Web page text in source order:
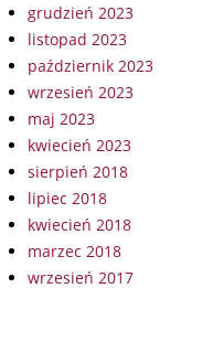
grudzień 2023
listopad 2023
październik 2023
wrzesień 2023
maj 2023
kwiecień 2023
sierpień 2018
lipiec 2018
kwiecień 2018
marzec 2018
wrzesień 2017